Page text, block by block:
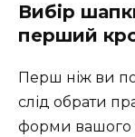
Вибір
перший
Перш ніж ви
слід обрати
форми вашого